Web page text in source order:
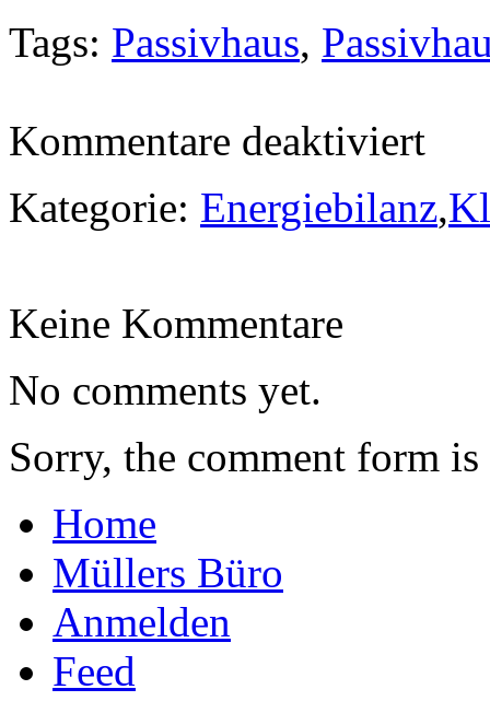
Tags: Passivhaus,
Kommentare deaktiviert
Kategorie: Energiebilanz,
Keine Kommentare
No comments yet.
Sorry, the comment form
Home
Müllers Büro
Anmelden
Feed